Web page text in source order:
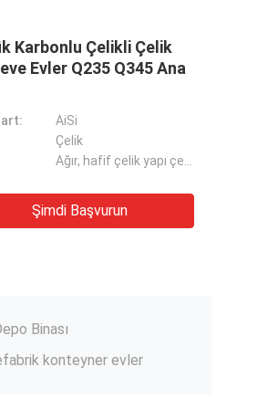
şeklinde çelik kanal Purlin
Çiftlik Kulübeleri Çelik
Standart:
Şimdi Başvurun
Modern Tasarım 40ft Prefab Ofis Genişletilebilir Hotel Doğrusu için Konteyner Evi
Bina Tasarımı
Depo